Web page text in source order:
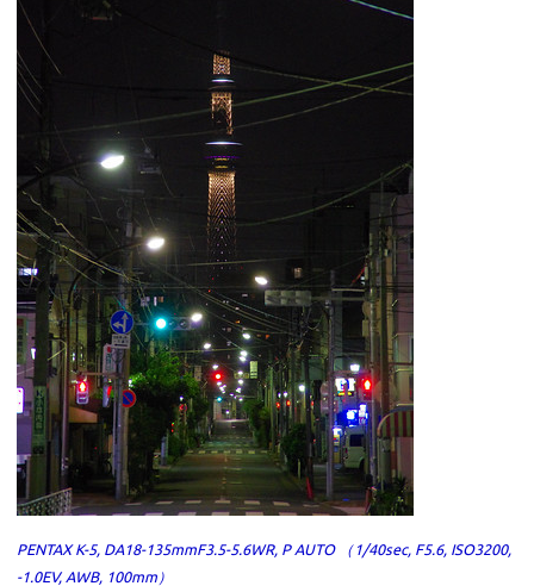
PENTAX K-5, DA18-135mmF3.5-5.6WR, P AUTO （1/40sec, F5.6, ISO3200,
-1.0EV, AWB, 100mm）